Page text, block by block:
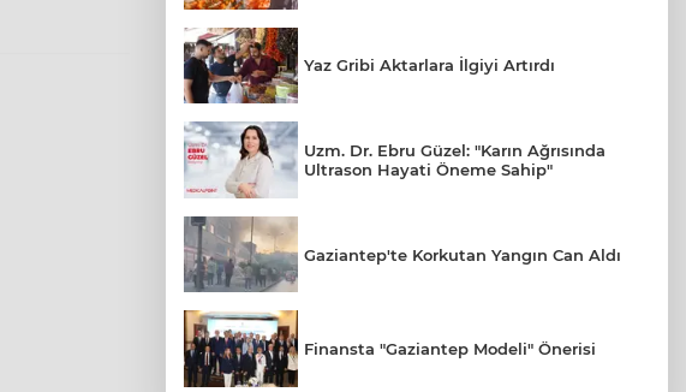
Yaz Gribi Aktarlara İlgiyi Artırdı
Uzm. Dr. Ebru Güzel: "Karın Ağrısında
Ultrason Hayati Öneme Sahip"
Gaziantep'te Korkutan Yangın Can Aldı
Finansta "Gaziantep Modeli" Önerisi